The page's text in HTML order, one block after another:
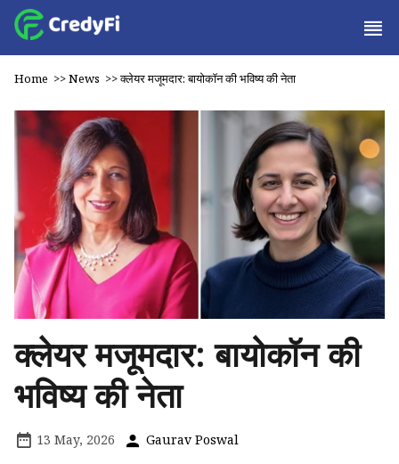
Home >>News >>क्लेयर मजूमदार: बायोकॉन की भविष्य की नेता
क्लेयर मजूमदार: बायोकॉन की
भविष्य की नेता
13 May, 2026 Gaurav Poswal